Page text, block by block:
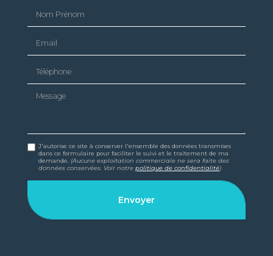
Message
J'autorise ce site à conserver l'ensemble des données transmises
dans ce formulaire pour faciliter le suivi et le traitement de ma
demande. (Aucune exploitation commerciale ne sera faite des
données conservées. Voir notrepolitique de confidentialité)